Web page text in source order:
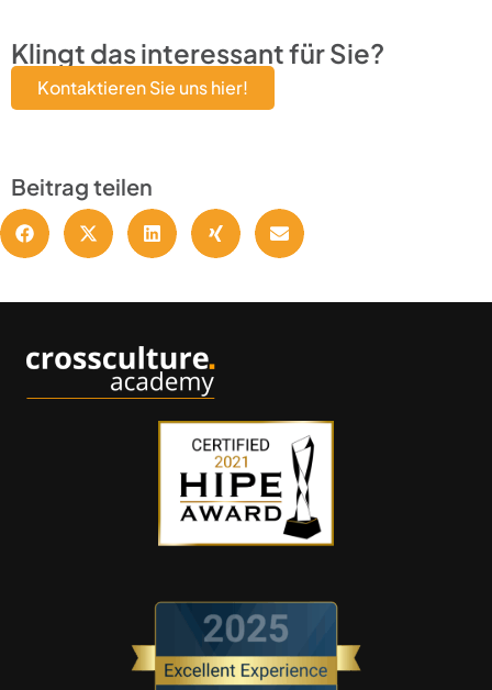
Klingt das interessant für Sie?
Kontaktieren Sie uns hier!
Beitrag teilen